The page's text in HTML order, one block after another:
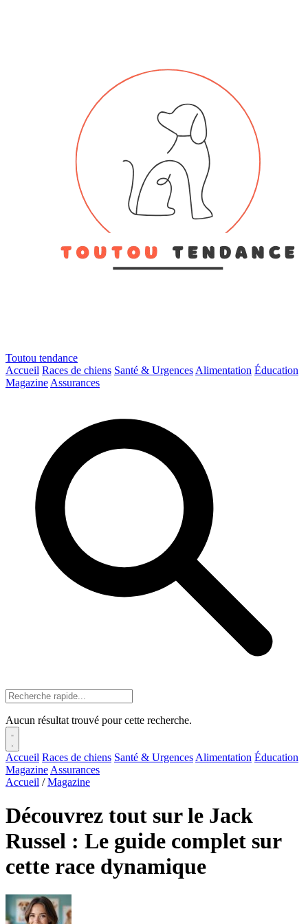
Toutou tendance
Accueil Races de chiens Santé & Urgences Alimentation Éducation
Magazine Assurances
Aucun résultat trouvé pour cette recherche.
Accueil Races de chiens Santé & Urgences Alimentation Éducation
Magazine Assurances
Accueil / Magazine
Découvrez tout sur le Jack
Russel : Le guide complet sur
cette race dynamique